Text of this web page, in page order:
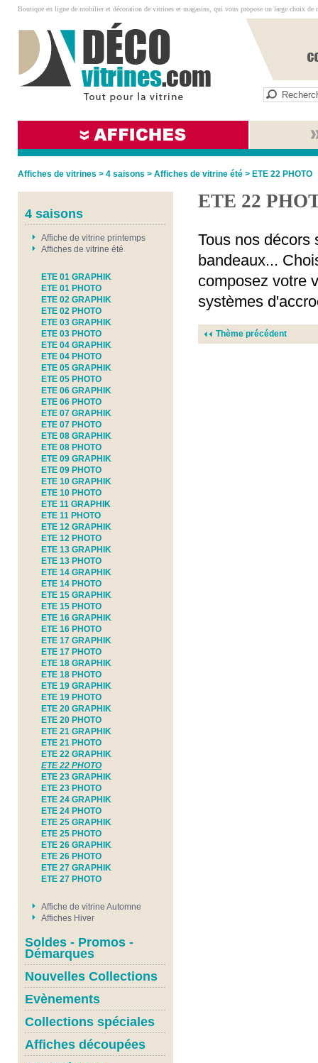
Boutique en ligne de mobilier et décoration de vitrines et magasins, qui vous propose un large choix de
Affiches de vitrines > 4 saisons > Affiches de vitrine été > ETE 22 PHOTO
4 saisons
Affiche de vitrine printemps
Affiches de vitrine été
ETE 01 GRAPHIK
ETE 01 PHOTO
ETE 02 GRAPHIK
ETE 02 PHOTO
ETE 03 GRAPHIK
ETE 03 PHOTO
ETE 04 GRAPHIK
ETE 04 PHOTO
ETE 05 GRAPHIK
ETE 05 PHOTO
ETE 06 GRAPHIK
ETE 06 PHOTO
ETE 07 GRAPHIK
ETE 07 PHOTO
ETE 08 GRAPHIK
ETE 08 PHOTO
ETE 09 GRAPHIK
ETE 09 PHOTO
ETE 10 GRAPHIK
ETE 10 PHOTO
ETE 11 GRAPHIK
ETE 11 PHOTO
ETE 12 GRAPHIK
ETE 12 PHOTO
ETE 13 GRAPHIK
ETE 13 PHOTO
ETE 14 GRAPHIK
ETE 14 PHOTO
ETE 15 GRAPHIK
ETE 15 PHOTO
ETE 16 GRAPHIK
ETE 16 PHOTO
ETE 17 GRAPHIK
ETE 17 PHOTO
ETE 18 GRAPHIK
ETE 18 PHOTO
ETE 19 GRAPHIK
ETE 19 PHOTO
ETE 20 GRAPHIK
ETE 20 PHOTO
ETE 21 GRAPHIK
ETE 21 PHOTO
ETE 22 GRAPHIK
ETE 22 PHOTO
ETE 23 GRAPHIK
ETE 23 PHOTO
ETE 24 GRAPHIK
ETE 24 PHOTO
ETE 25 GRAPHIK
ETE 25 PHOTO
ETE 26 GRAPHIK
ETE 26 PHOTO
ETE 27 GRAPHIK
ETE 27 PHOTO
Affiche de vitrine Automne
Affiches Hiver
Soldes - Promos -
Démarques
Nouvelles Collections
Evènements
Collections spéciales
Affiches découpées
ETE 22
Tous nos décors
bandeaux...
composez votre
systèmes
Thème précédent